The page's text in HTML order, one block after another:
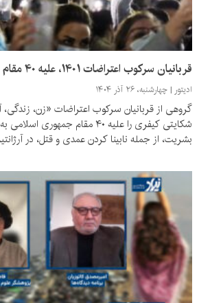
قربانیان سرکوب اعتراضات ۱۴۰۱، علیه ۴۰ مقام ایرانی شکایت کردند
ادیتور چهارشنبه، ۲۶ آذر ۱۴۰۴
شکایتی کیفری را علیه ۴۰ مقام
بشریت، از جمله نابینا کردن عمدی و قتل، در